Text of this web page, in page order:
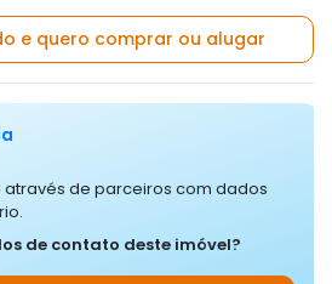
e quero comprar ou alugar
de parceiros com dados
de contato deste imóvel?